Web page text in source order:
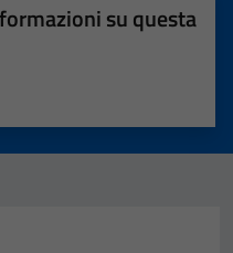
su questa
5